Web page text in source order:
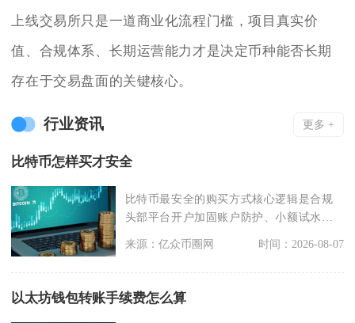
上线交易所只是一道商业化流程门槛，项目真实价
值、合规体系、长期运营能力才是决定币种能否长期
存在于交易盘面的关键核心。
行业资讯 更多 +
比特币怎样买才安全
比特币最安全的购买方式核心逻辑是合规
头部平台开户加固账户防护、小额试水交
易核验链路、大额资
来源：亿众币圈网 时间：2026-08-07
以太坊钱包转账手续费怎么算